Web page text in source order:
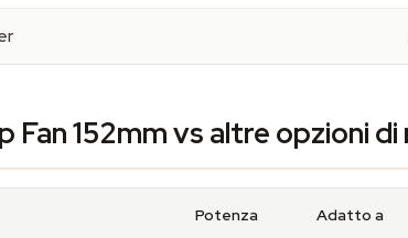
Fan 152mm vs altre opzioni
Potenza Adatto a